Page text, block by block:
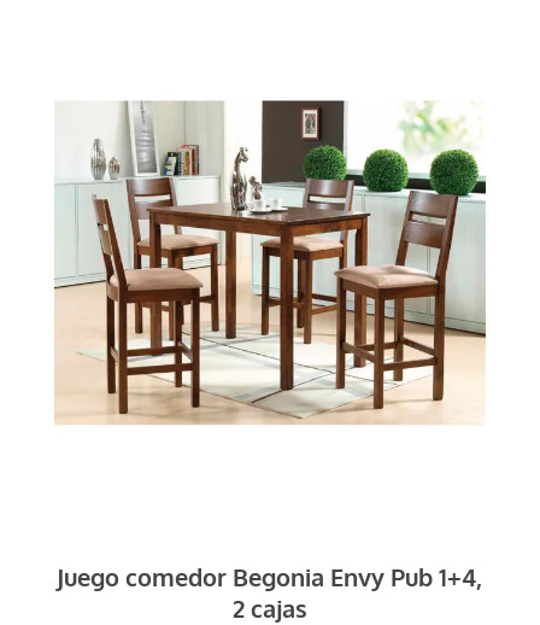
Juego comedor Begonia Envy Pub 1+4,
2 cajas